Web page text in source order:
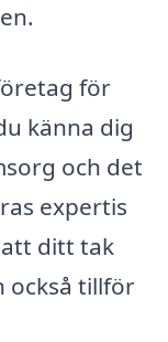
för
känna dig
och det
expertis
ditt tak
också tillför